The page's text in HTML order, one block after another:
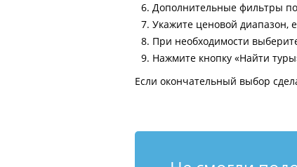
Дополнительные фильтры по
Укажите ценовой диапазон,
При необходимости
Нажмите кнопку «Найти
Если окончательный выбор